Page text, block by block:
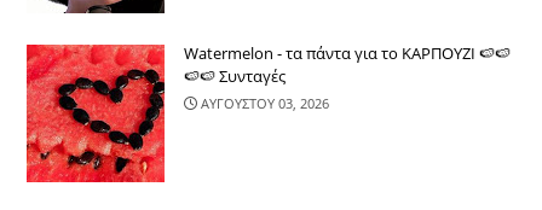
Watermelon - τα πάντα για το ΚΑΡΠΟΥΖΙ 🍉🍉
🍉🍉 Συνταγές
ΑΥΓΟΥΣΤΟΥ 03, 2026